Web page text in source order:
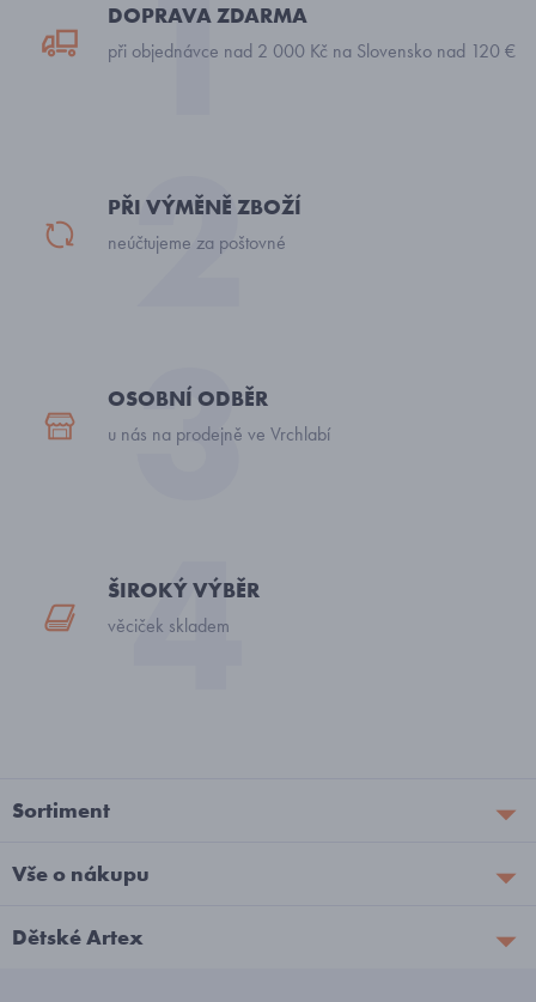
DOPRAVA ZDARMA
při objednávce nad 2 000 Kč na Slovensko nad 120 €
PŘI VÝMĚNĚ ZBOŽÍ
neúčtujeme za poštovné
OSOBNÍ ODBĚR
u nás na prodejně ve Vrchlabí
ŠIROKÝ VÝBĚR
věciček skladem
Sortiment
Vše o nákupu
Dětské Artex